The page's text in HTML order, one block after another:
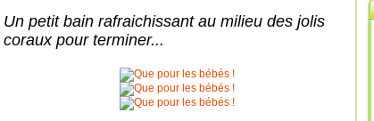
Un petit bain rafraichissant au milieu des jolis
coraux pour terminer...